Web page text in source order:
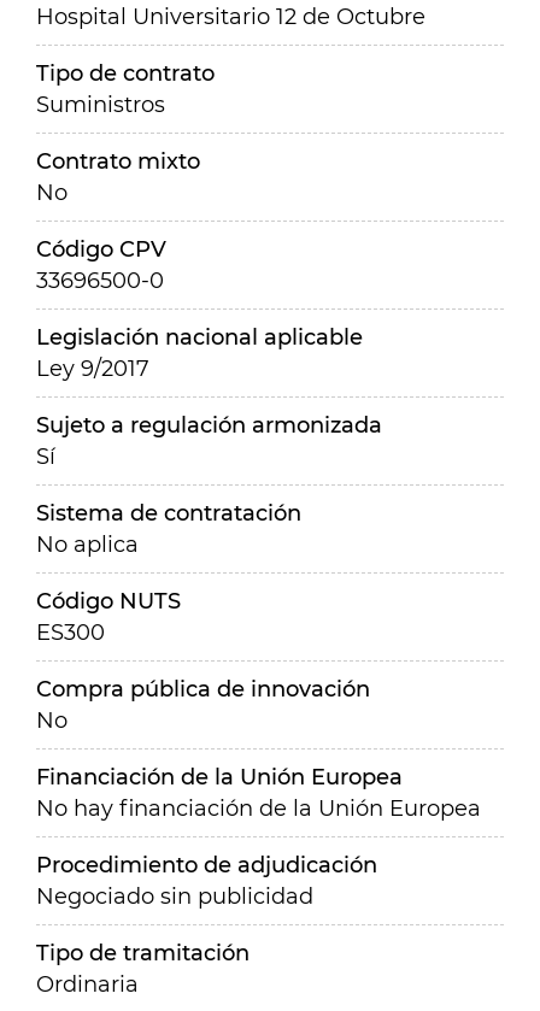
Hospital Universitario 12 de Octubre
Tipo de contrato
Suministros
Contrato mixto
No
Código CPV
33696500-0
Legislación nacional aplicable
Ley 9/2017
Sujeto a regulación armonizada
Sí
Sistema de contratación
No aplica
Código NUTS
ES300
Compra pública de innovación
No
Financiación de la Unión Europea
No hay financiación de la Unión Europea
Procedimiento de adjudicación
Negociado sin publicidad
Tipo de tramitación
Ordinaria